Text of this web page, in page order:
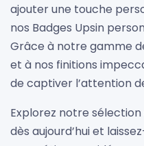
ajouter une touche
nos Badges Upsin
Grâce à notre gamme
et à nos finitions
de captiver l’attention
Explorez notre
dès aujourd’hui et